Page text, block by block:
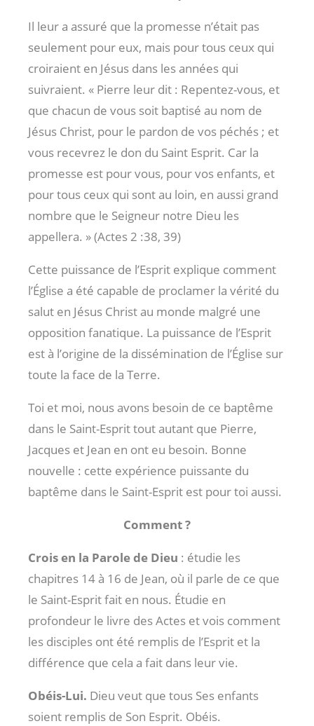
Il leur a assuré que la promesse n’était pas
seulement pour eux, mais pour tous ceux qui
croiraient en Jésus dans les années qui
suivraient. « Pierre leur dit : Repentez-vous, et
que chacun de vous soit baptisé au nom de
Jésus Christ, pour le pardon de vos péchés ; et
vous recevrez le don du Saint Esprit. Car la
promesse est pour vous, pour vos enfants, et
pour tous ceux qui sont au loin, en aussi grand
nombre que le Seigneur notre Dieu les
appellera. » (Actes 2 :38, 39)
Cette puissance de l’Esprit explique comment
l’Église a été capable de proclamer la vérité du
salut en Jésus Christ au monde malgré une
opposition fanatique. La puissance de l’Esprit
est à l’origine de la dissémination de l’Église sur
toute la face de la Terre.
Toi et moi, nous avons besoin de ce baptême
dans le Saint-Esprit tout autant que Pierre,
Jacques et Jean en ont eu besoin. Bonne
nouvelle : cette expérience puissante du
baptême dans le Saint-Esprit est pour toi aussi.
Comment ?
Crois en la Parole de Dieu : étudie les
chapitres 14 à 16 de Jean, où il parle de ce que
le Saint-Esprit fait en nous. Étudie en
profondeur le livre des Actes et vois comment
les disciples ont été remplis de l’Esprit et la
différence que cela a fait dans leur vie.
Obéis-Lui. Dieu veut que tous Ses enfants
soient remplis de Son Esprit. Obéis.